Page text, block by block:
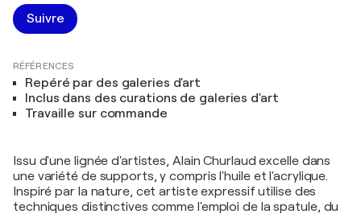
Suivre
RÉFÉRENCES
Repéré par des galeries d'art
Inclus dans des curations de galeries d'art
Travaille sur commande
Issu d'une lignée d'artistes, Alain Churlaud excelle dans
une variété de supports, y compris l'huile et l'acrylique.
Inspiré par la nature, cet artiste expressif utilise des
techniques distinctives comme l'emploi de la spatule, du